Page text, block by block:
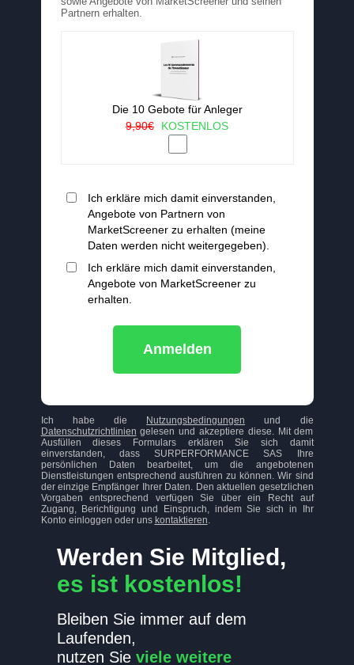
Werden Sie Mitglied,
es ist kostenlos!
Bleiben Sie immer auf dem
Laufenden,
nutzen Sie viele weitere
Partnern erhalten.
Die 10 Gebote für Anleger
9,90€
KOSTENLOS
Ich erkläre mich damit einverstanden,
Angebote von Partnern von
MarketScreener zu erhalten (meine
Daten werden nicht weitergegeben).
Ich erkläre mich damit einverstanden,
Angebote von MarketScreener zu
erhalten.
Anmelden
Ich habe die Nutzungsbedingungen und die
Datenschutzrichtlinien gelesen und akzeptiere diese. Mit dem
Ausfüllen dieses Formulars erklären Sie sich damit
einverstanden, dass SURPERFORMANCE SAS Ihre
persönlichen Daten bearbeitet, um die angebotenen
Dienstleistungen entsprechend ausführen zu können. Wir sind
der einzige Empfänger Ihrer Daten. Den aktuellen gesetzlichen
Vorgaben entsprechend verfügen Sie über ein Recht auf
Zugang, Berichtigung und Einspruch, indem Sie sich in Ihr
Konto einloggen oder uns kontaktieren.